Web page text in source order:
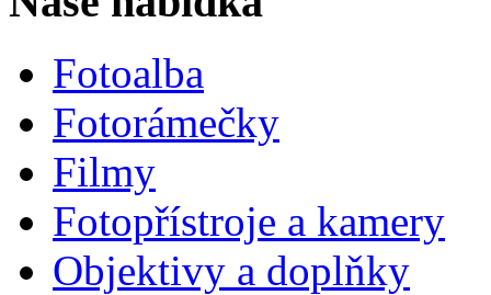
Fotoalba
Fotorámečky
Filmy
Fotopřístroje a kamery
Objektivy a doplňky